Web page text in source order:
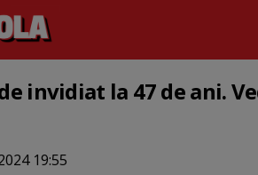
invidiat la 47 de ani.
19:55